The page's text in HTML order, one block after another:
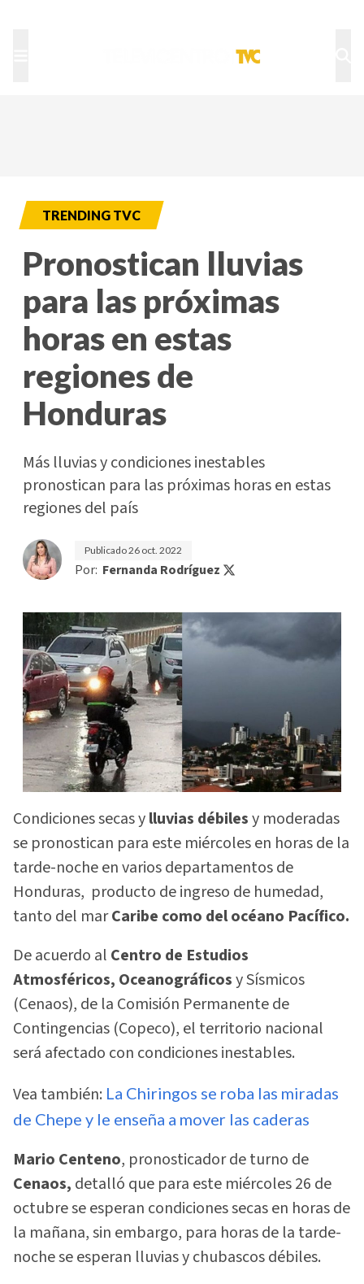
TRENDING TVC
Pronostican lluvias
para las próximas
horas en estas
regiones de
Honduras
Más lluvias y condiciones inestables
pronostican para las próximas horas en estas
regiones del país
Publicado26 oct. 2022
Por: Fernanda Rodríguez
Condiciones secas ylluvias débilesy moderadas
se pronostican para este miércoles en horas de la
tarde-noche en varios departamentos de
Honduras, producto de ingreso de humedad,
tanto del marCaribe como del océano Pacífico.
De acuerdo al Centro de Estudios
Atmosféricos, Oceanográficosy Sísmicos
(Cenaos), de la Comisión Permanente de
Contingencias (Copeco), el territorio nacional
será afectado con condiciones inestables.
Vea también: La Chiringos se roba las miradas
de Chepe y le enseña a mover las caderas
Mario Centeno, pronosticador de turno de
Cenaos, detalló que para este miércoles 26 de
octubre se esperan condiciones secas en horas de
la mañana, sin embargo, para horas de la tarde-
noche se esperan lluvias y chubascos débiles.